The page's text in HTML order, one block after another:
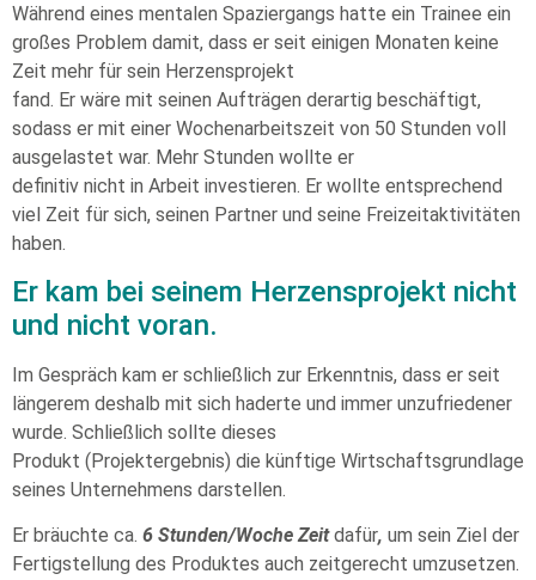
Während eines mentalen Spaziergangs hatte ein Trainee ein
großes Problem damit, dass er seit einigen Monaten keine
Zeit mehr für sein Herzensprojekt
fand. Er wäre mit seinen Aufträgen derartig beschäftigt,
sodass er mit einer Wochenarbeitszeit von 50 Stunden voll
ausgelastet war. Mehr Stunden wollte er
definitiv nicht in Arbeit investieren. Er wollte entsprechend
viel Zeit für sich, seinen Partner und seine Freizeitaktivitäten
haben.
Er kam bei seinem Herzensprojekt nicht
und nicht voran.
Im Gespräch kam er schließlich zur Erkenntnis, dass er seit
längerem deshalb mit sich haderte und immer unzufriedener
wurde. Schließlich sollte dieses
Produkt (Projektergebnis) die künftige Wirtschaftsgrundlage
seines Unternehmens darstellen.
Er bräuchte ca. 6 Stunden/Woche Zeitdafür, um sein Ziel der
Fertigstellung des Produktes auch zeitgerecht umzusetzen.